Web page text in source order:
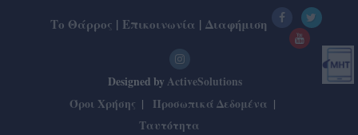
Το Θάρρος | Επικοινωνία | Διαφήμιση
Designed by ActiveSolutions
Όροι Χρήσης
Προσωπικά Δεδομένα
Ταυτότητα